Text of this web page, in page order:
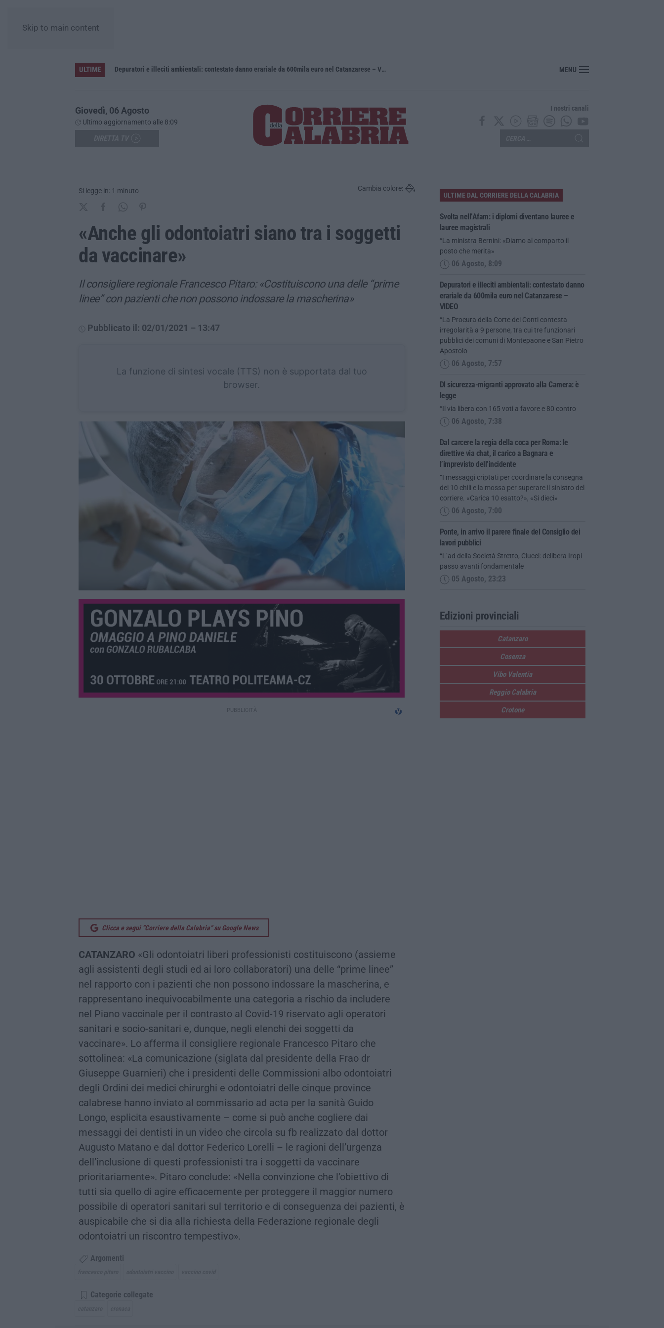
Skip to main content
ULTIME Depuratori e illeciti ambientali: contestato danno erariale da 600mila euro nel Catanzarese – VIDEO Dl sicurezza-migranti approvato alla Camera: è leggeMENU
Giovedì, 06 Agosto
Ultimo aggiornamento alle 8:09
I nostri canali
Si legge in: 1 minuto Cambia colore:
«Anche gli odontoiatri siano tra i soggetti
da vaccinare»
Il consigliere regionale Francesco Pitaro: «Costituiscono una delle “prime
linee” con pazienti che non possono indossare la mascherina»
Pubblicato il: 02/01/2021 – 13:47
La funzione di sintesi vocale (TTS) non è supportata dal tuo
browser.
Clicca e segui “Corriere della Calabria” su Google News
CATANZARO «Gli odontoiatri liberi professionisti costituiscono (assieme
agli assistenti degli studi ed ai loro collaboratori) una delle “prime linee”
nel rapporto con i pazienti che non possono indossare la mascherina, e
rappresentano inequivocabilmente una categoria a rischio da includere
nel Piano vaccinale per il contrasto al Covid-19 riservato agli operatori
sanitari e socio-sanitari e, dunque, negli elenchi dei soggetti da
vaccinare». Lo afferma il consigliere regionale Francesco Pitaro che
sottolinea: «La comunicazione (siglata dal presidente della Frao dr
Giuseppe Guarnieri) che i presidenti delle Commissioni albo odontoiatri
degli Ordini dei medici chirurghi e odontoiatri delle cinque province
calabrese hanno inviato al commissario ad acta per la sanità Guido
Longo, esplicita esaustivamente – come si può anche cogliere dai
messaggi dei dentisti in un video che circola su fb realizzato dal dottor
Augusto Matano e dal dottor Federico Lorelli – le ragioni dell’urgenza
dell’inclusione di questi professionisti tra i soggetti da vaccinare
prioritariamente». Pitaro conclude: «Nella convinzione che l’obiettivo di
tutti sia quello di agire efficacemente per proteggere il maggior numero
possibile di operatori sanitari sul territorio e di conseguenza dei pazienti, è
auspicabile che si dia alla richiesta della Federazione regionale degli
odontoiatri un riscontro tempestivo».
Argomenti
Categorie collegate
ULTIME DAL CORRIERE DELLA CALABRIA
Svolta nell’Afam: i diplomi diventano lauree e
lauree magistrali
“La ministra Bernini: «Diamo al comparto il
posto che merita»
06 Agosto, 8:09
Depuratori e illeciti ambientali: contestato danno
erariale da 600mila euro nel Catanzarese –
VIDEO
“La Procura della Corte dei Conti contesta
irregolarità a 9 persone, tra cui tre funzionari
pubblici dei comuni di Montepaone e San Pietro
Apostolo
06 Agosto, 7:57
Dl sicurezza-migranti approvato alla Camera: è
legge
“Il via libera con 165 voti a favore e 80 contro
06 Agosto, 7:38
Dal carcere la regia della coca per Roma: le
direttive via chat, il carico a Bagnara e
l’imprevisto dell’incidente
“I messaggi criptati per coordinare la consegna
dei 10 chili e la mossa per superare il sinistro del
corriere. «Carica 10 esatto?», «Si dieci»
06 Agosto, 7:00
Ponte, in arrivo il parere finale del Consiglio dei
lavori pubblici
“L’ad della Società Stretto, Ciucci: delibera Iropi
passo avanti fondamentale
05 Agosto, 23:23
Edizioni provinciali
Catanzaro
Cosenza
Vibo Valentia
Reggio Calabria
Crotone